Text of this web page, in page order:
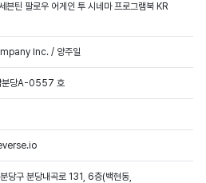
틴 팔로우 어게인 투 시네마 프로그램북 KR
Inc. / 양주일
당A-0557 호
당구 분당내곡로 131, 6층(백현동,